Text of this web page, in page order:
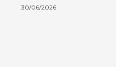
30/06/2026